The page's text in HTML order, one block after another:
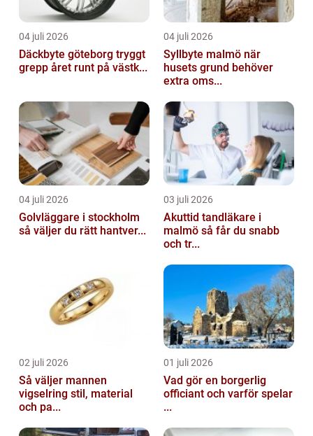
04 juli 2026
Däckbyte göteborg tryggt
grepp året runt på västk...
04 juli 2026
Syllbyte malmö när
husets grund behöver
extra oms...
04 juli 2026
Golvläggare i stockholm
så väljer du rätt hantver...
03 juli 2026
Akuttid tandläkare i
malmö så får du snabb
och tr...
02 juli 2026
Så väljer mannen
vigselring stil, material
och pa...
01 juli 2026
Vad gör en borgerlig
officiant och varför spelar
...